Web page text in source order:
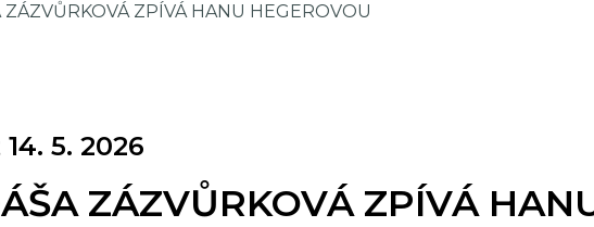
ZÁZVŮRKOVÁ ZPÍVÁ HANU HEGEROVOU
14. 5. 2026
ZÁZVŮRKOVÁ ZPÍVÁ